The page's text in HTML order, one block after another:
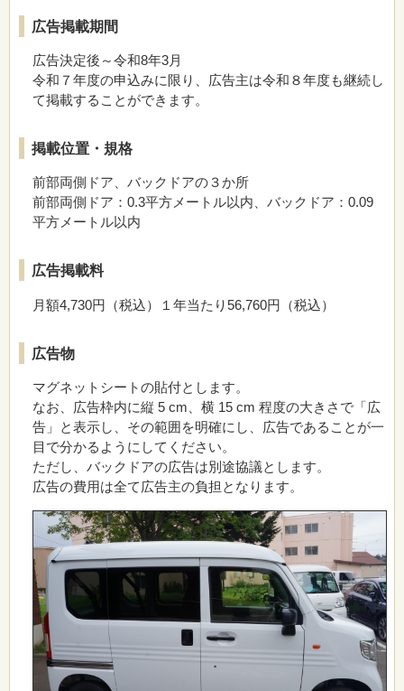
広告掲載期間
広告決定後～令和8年3月
令和７年度の申込みに限り、広告主は令和８年度も継続し
て掲載することができます。
掲載位置・規格
前部両側ドア、バックドアの３か所
前部両側ドア：0.3平方メートル以内、バックドア：0.09
平方メートル以内
広告掲載料
月額4,730円（税込）１年当たり56,760円（税込）
広告物
マグネットシートの貼付とします。
なお、広告枠内に縦 5 cm、横 15 cm 程度の大きさで「広
告」と表示し、その範囲を明確にし、広告であることが一
目で分かるようにしてください。
ただし、バックドアの広告は別途協議とします。
広告の費用は全て広告主の負担となります。